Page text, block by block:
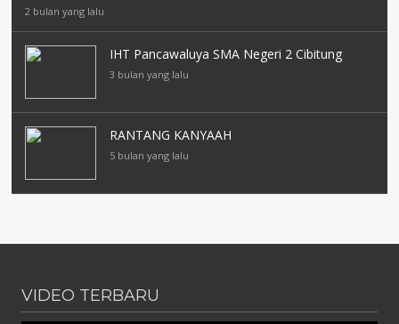
2 bulan yang lalu
IHT Pancawaluya SMA Negeri 2 Cibitung
3 bulan yang lalu
RANTANG KANYAAH
5 bulan yang lalu
VIDEO TERBARU